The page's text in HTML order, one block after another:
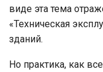
виде эта тема
«Техническая
зданий.
Но практика, как